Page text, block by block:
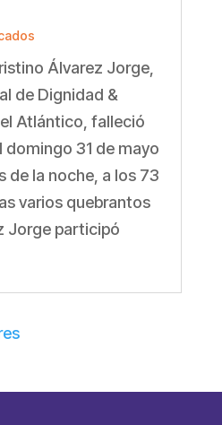
Álvarez Jorge,
de Dignidad &
Atlántico, falleció
domingo 31 de mayo
de la noche, a los 73
varios quebrantos
Jorge participó